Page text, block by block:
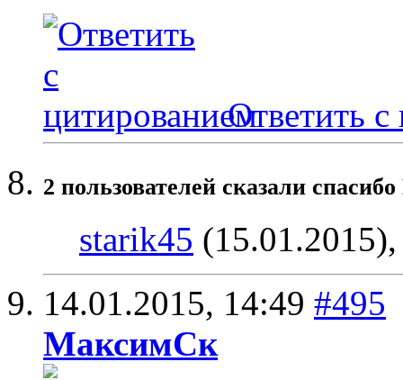
Ответить с
2 пользователей сказали
starik45
14.01.2015, 14:49 #495
МаксимСк